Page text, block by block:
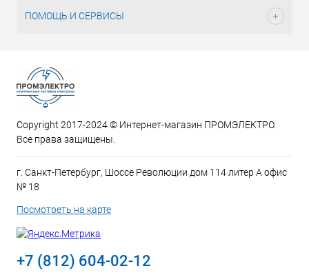
ПОМОЩЬ И СЕРВИСЫ
Copyright 2017-2024 © Интернет-магазин ПРОМЭЛЕКТРО.
Все права защищены.
г. Санкт-Петербург, Шоссе Революции дом 114 литер А офис
№ 18
Посмотреть на карте
+7 (812) 604-02-12